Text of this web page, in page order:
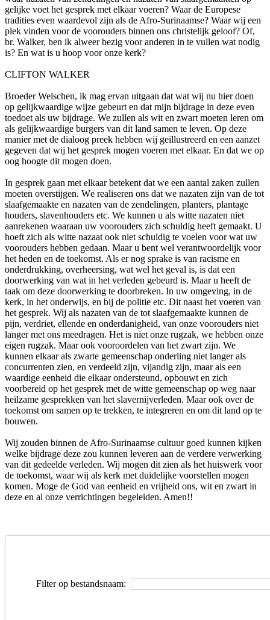
gelijke voet het gesprek met elkaar voeren? Waar de Europese
tradities even waardevol zijn als de Afro-Surinaamse? Waar wij een
plek vinden voor de voorouders binnen ons christelijk geloof? Of,
br. Walker, ben ik alweer bezig voor anderen in te vullen wat nodig
is? En wat is u hoop voor onze kerk?
CLIFTON WALKER
Broeder Welschen, ik mag ervan uitgaan dat wat wij nu hier doen
op gelijkwaardige wijze gebeurt en dat mijn bijdrage in deze even
toedoet als uw bijdrage. We zullen als wit en zwart moeten leren om
als gelijkwaardige burgers van dit land samen te leven. Op deze
manier met de dialoog preek hebben wij geïllustreerd en een aanzet
gegeven dat wij het gesprek mogen voeren met elkaar. En dat we op
oog hoogte dit mogen doen.
In gesprek gaan met elkaar betekent dat we een aantal zaken zullen
moeten overstijgen. We realiseren ons dat we nazaten zijn van de tot
slaafgemaakte en nazaten van de zendelingen, planters, plantage
houders, slavenhouders etc. We kunnen u als witte nazaten niet
aanrekenen waaraan uw voorouders zich schuldig heeft gemaakt. U
hoeft zich als witte nazaat ook niet schuldig te voelen voor wat uw
voorouders hebben gedaan. Maar u bent wel verantwoordelijk voor
het heden en de toekomst. Als er nog sprake is van racisme en
onderdrukking, overheersing, wat wel het geval is, is dat een
doorwerking van wat in het verleden gebeurd is. Maar u heeft de
taak om deze doorwerking te doorbreken. In uw omgeving, in de
kerk, in het onderwijs, en bij de politie etc. Dit naast het voeren van
het gesprek. Wij als nazaten van de tot slaafgemaakte kunnen de
pijn, verdriet, ellende en onderdanigheid, van onze voorouders niet
langer met ons meedragen. Het is niet onze rugzak, we hebben onze
eigen rugzak. Maar ook vooroordelen van het zwart zijn. We
kunnen elkaar als zwarte gemeenschap onderling niet langer als
concurrenten zien, en verdeeld zijn, vijandig zijn, maar als een
waardige eenheid die elkaar ondersteund, opbouwt en zich
voorbereid op het gesprek met de witte gemeenschap op weg naar
heilzame gesprekken van het slavernijverleden. Maar ook over de
toekomst om samen op te trekken, te integreren en om dit land op te
bouwen.
Wij zouden binnen de Afro-Surinaamse cultuur goed kunnen kijken
welke bijdrage deze zou kunnen leveren aan de verdere verwerking
van dit gedeelde verleden. Wij mogen dit zien als het huiswerk voor
de toekomst, waar wij als kerk met duidelijke voorstellen mogen
komen. Moge de God van eenheid en vrijheid ons, wit en zwart in
deze en al onze verrichtingen begeleiden. Amen!!
Filter op bestandsnaam: